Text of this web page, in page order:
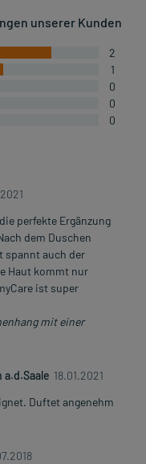
unserer Kunden
2
1
0
0
0
perfekte Ergänzung
dem Duschen
spannt auch der
Haut kommt nur
ist super
mit einer
18.01.2021
Duftet angenehm